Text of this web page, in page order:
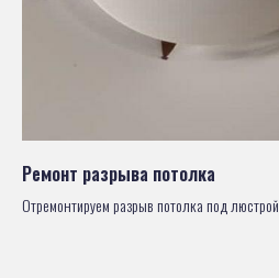
Ремонт разрыва потолка
Отремонтируем разрыв потолка под люстрой